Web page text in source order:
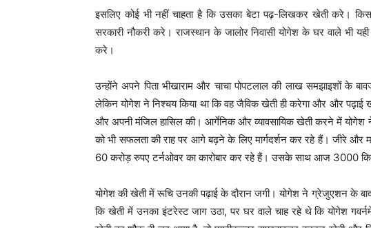
इसलिए कोई भी नहीं चाहता है कि उसका बेटा पढ़-लिखकर खेती करे।
सरकारी नौकरी करे। राजस्थान के जालोर निवासी योगेश के घर वाले भी
करे।
उन्होंने अपने पिता भीखाराम और चाचा पोपटलाल की लाख समझाइशों के
लेकिन योगेश ने निश्चय किया था कि वह जैविक खेती ही करेगा और और
और अपनी मंजिल हासिल की। आर्गेनिक और व्यावसायिक खेती करने में योगेश
को भी सफलता की राह पर आगे बढ़ने के लिए मार्गदर्शन कर रहे हैं। जीरे
60 करोड़ रुपए टर्नओवर का कारोबार कर रहे हैं। उसके साथ आज 3000
योगेश की खेती में रूचि उनकी पढ़ाई के दौरान जगी। योगेश ने ग्रेजुएशन के
कि खेती में उनका इंटरेस्ट जाग उठा, पर घर वाले चाह रहे थे कि योगेश